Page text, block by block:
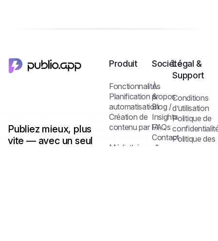
Publiez mieux, plus
vite — avec un seul
Produit
Fonctionnalités
Planification &
automatisation
Création de
contenu par IA
Médiathèque &
Société
À
propos
Blog /
Insights
FAQs
Contact
Légal &
Support
Conditions
d’utilisation
Politique de
Politique des